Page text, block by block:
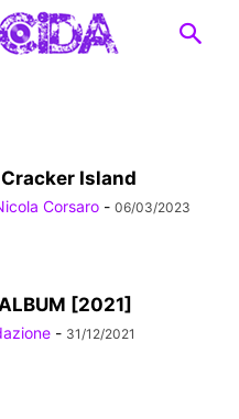
Island
Corsaro - 06/03/2023
[2021]
- 31/12/2021